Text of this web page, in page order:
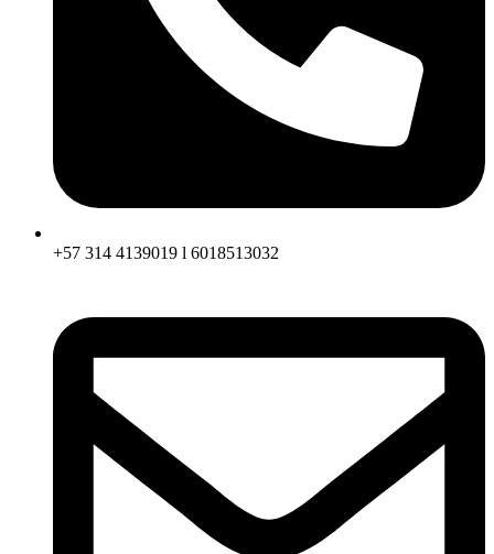
+57 314 4139019 l 6018513032